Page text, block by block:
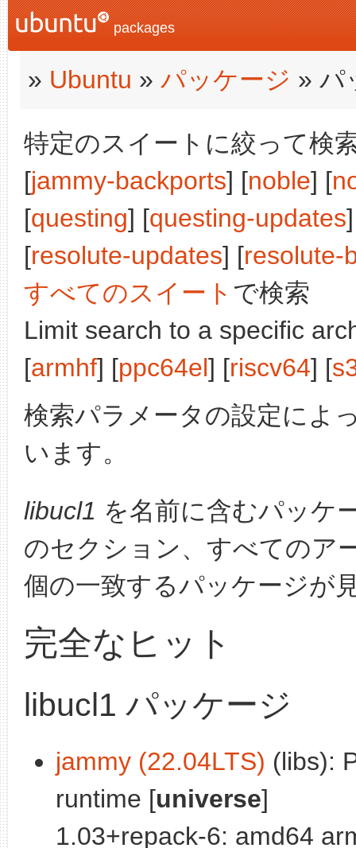
packages
» Ubuntu » パッケージ » パ
特定のスイートに絞って検
[jammy-backports] [noble] [
[questing] [questing-updates
[resolute-updates] [resolute-
すべてのスイート で検索
Limit search to a specific
[armhf] [ppc64el] [riscv64] [
検索パラメータの設定によ
います。
libucl1 を名前に含むパッケ
のセクション、すべてのア
個の一致するパッケージが
完全なヒット
libucl1 パッケージ
jammy (22.04LTS) (libs):
runtime [universe]
1.03+repack-6: amd64